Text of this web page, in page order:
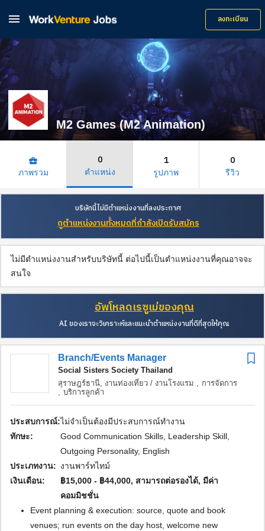
 ลงทะเบียน
M2 Games (M2 Animation)
business_center
ภาพรวม
0
ตำแหน่ง
1
รูปภาพ
0
รีวิว
บริษัทนี้ไม่มีตำแหน่งงานที่ลงประกาศ
ดูตำแหน่งงานทั้งหมดที่กำลังเปิดรับสมัคร
ไม่มีตำแหน่งงานสำหรับบริษัทนี้ ต่อไปนี้เป็นตำแหน่งงานที่คุณอาจจะ
สนใจ
อัพโหลดเรซูเม่ของคุณ
AI ของเราจะวิเคราะห์และแนะนำตำแหน่งงานที่ดีที่สุดให้คุณ
Branch/Events Manager
Social Sisters Society Thailand
สุราษฎร์ธานี, งานท่องเที่ยว / งานโรงแรม , การจัดการ
, บริการลูกค้า
ประสบการณ์: ไม่จำเป็นต้องมีประสบการณ์ทำงาน
ทักษะ:
Good Communication Skills, Leadership Skill,
Outgoing Personality, English
ประเภทงาน:
งานพาร์ทไทม์
เงินเดือน:
฿15,000 - ฿44,000, สามารถต่อรองได้, มีค่า
คอมมิชชั่น
Event planning & execution: source, quote and book
venues; run events on the day host, welcome new